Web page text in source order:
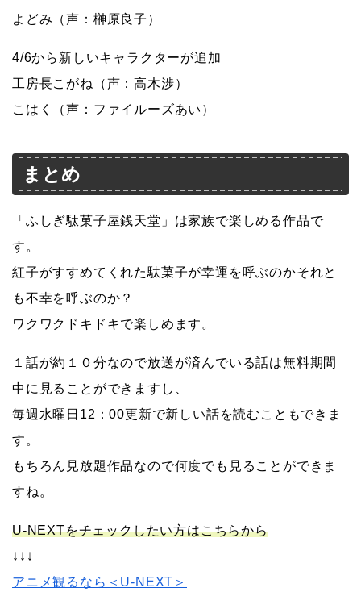
よどみ（声：榊原良子）
4/6から新しいキャラクターが追加
工房長こがね（声：高木渉）
こはく（声：ファイルーズあい）
まとめ
「ふしぎ駄菓子屋銭天堂」は家族で楽しめる作品で
す。
紅子がすすめてくれた駄菓子が幸運を呼ぶのかそれと
も不幸を呼ぶのか？
ワクワクドキドキで楽しめます。
１話が約１０分なので放送が済んでいる話は無料期間
中に見ることができますし、
毎週水曜日12：00更新で新しい話を読むこともできま
す。
もちろん見放題作品なので何度でも見ることができま
すね。
U-NEXTをチェックしたい方はこちらから
↓↓↓
アニメ観るなら＜U-NEXT＞